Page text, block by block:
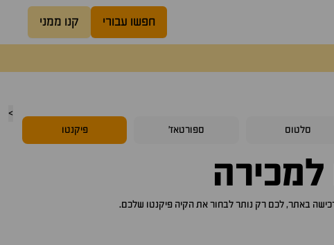
חפשו עבורי קנו ממני
>
סלטוס ספורטאז' פיקנטו
למכירה
קיה פיקנטו שלכם.